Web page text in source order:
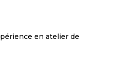
en atelier de